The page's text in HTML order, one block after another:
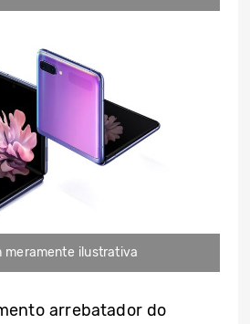
meramente ilustrativa
arrebatador do